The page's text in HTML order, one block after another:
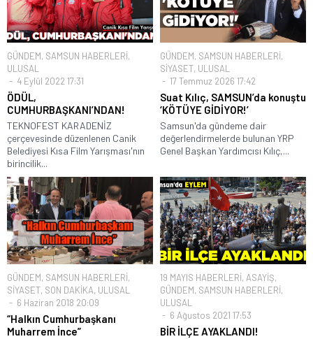
GÜNDEM, SAMSUN HABERLERİ,
ULUSAL
4 Eylül 2022 17:31
ÖDÜL,
CUMHURBAŞKANI’NDAN!
TEKNOFEST KARADENİZ
çerçevesinde düzenlenen Canik
Belediyesi Kısa Film Yarışması'nın
birincilik...
GÜNDEM, SAMSUN HABERLERİ,
SİYASET, ULUSAL
17 Temmuz 2026 17:42
Suat Kılıç, SAMSUN’da konuştu
‘KÖTÜYE GİDİYOR!’
Samsun'da gündeme dair
değerlendirmelerde bulunan YRP
Genel Başkan Yardımcısı Kılıç,...
GÜNDEM, SAMSUN HABERLERİ,
SİYASET, SON DAKİKA, ULUSAL
6 Haziran 2018 20:09
“Halkın Cumhurbaşkanı
Muharrem İnce”
19 MAYIS HABERLERİ, ASAYİŞ,
GÜNDEM, SAMSUN HABERLERİ,
ULUSAL
6 Ağustos 2021 17:53
BİR İLÇE AYAKLANDI!